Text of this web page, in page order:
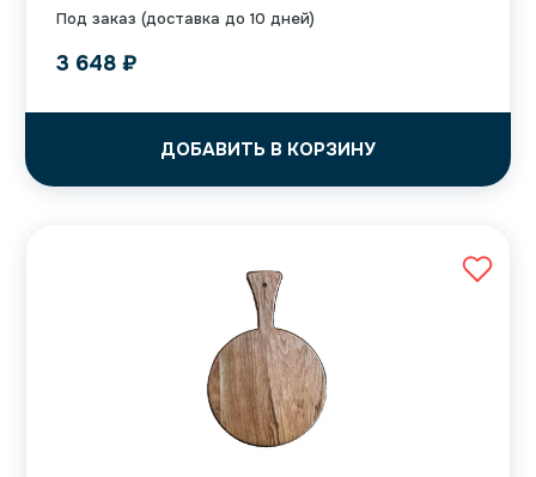
Под заказ (доставка до 10 дней)
3 648 ₽
ДОБАВИТЬ В КОРЗИНУ